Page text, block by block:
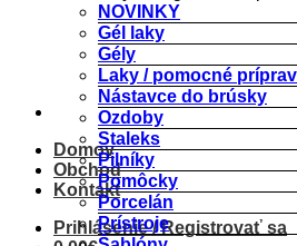
Domov
Obchod
Kontakt
Prihlásenie / Registrovať sa
NOVINKY
Gél laky
Gély
Laky / pomocné
Nástavce do brúsky
Ozdoby
Staleks
Pilníky
Pomôcky
Porcelán
Prístroje